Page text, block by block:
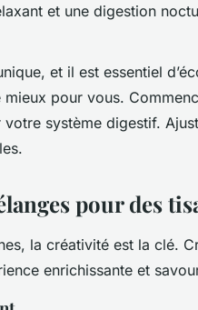
et une digestion
et il est essentiel
pour vous.
système digestif.
pour des
la créativité est la clé.
enrichissante et